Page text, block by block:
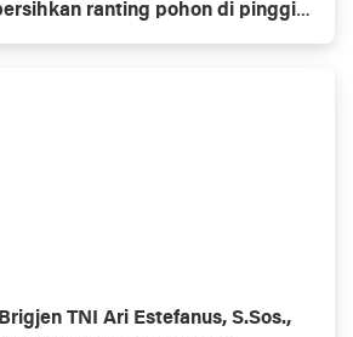
ranting pohon di pinggir
TNI Ari Estefanus, S.Sos.,